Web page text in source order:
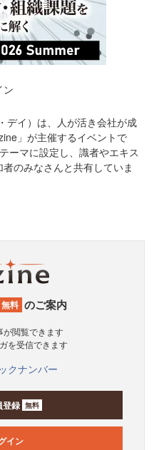
ン
デイ）は、人が活き会社が成
」が主催するイベントで
ーマに設定し、識者やエキス
のみなさんと共有していま
無料 のご案内
が閲覧できます
を受信できます
クナンバー
登録 無料
イン